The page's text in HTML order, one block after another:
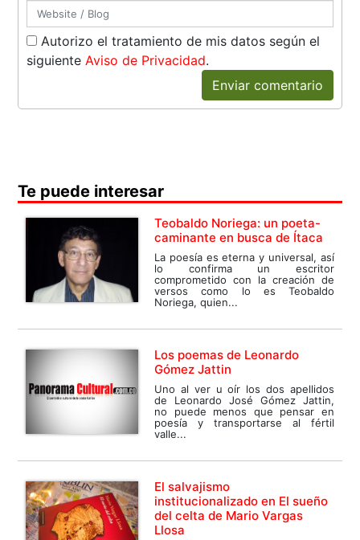
Autorizo el tratamiento de mis datos según el
siguienteAviso de Privacidad.
Enviar comentario
Te puede interesar
Teobaldo Noriega: un poeta-
caminante en busca de Ítaca
La poesía es eterna y universal, así
lo confirma un escritor
comprometido con la creación de
versos como lo es Teobaldo
Noriega, quien...
Los poemas de Leonardo
Gómez Jattin
Uno al ver u oír los dos apellidos
de Leonardo José Gómez Jattin,
no puede menos que pensar en
poesía y transportarse al fértil
valle...
El salvajismo
institucionalizado en El sueño
del celta de Mario Vargas
Llosa